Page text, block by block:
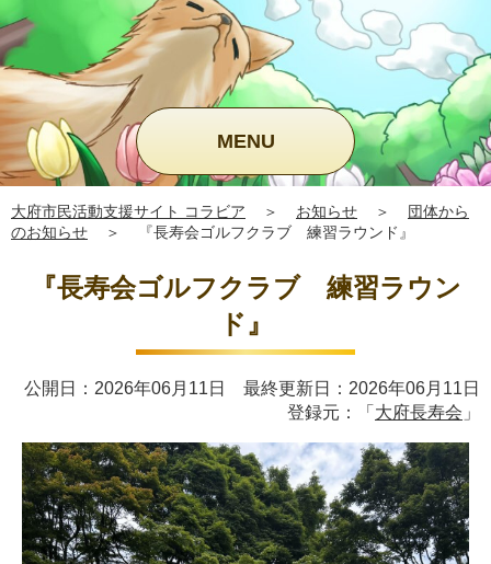
MENU
大府市民活動支援サイト コラビア ＞ お知らせ ＞
団体から
のお知らせ
＞ 『長寿会ゴルフクラブ 練習ラウンド』
『長寿会ゴルフクラブ 練習ラウン
ド』
公開日：2026年06月11日 最終更新日：2026年06月11日
登録元：「 大府長寿会 」